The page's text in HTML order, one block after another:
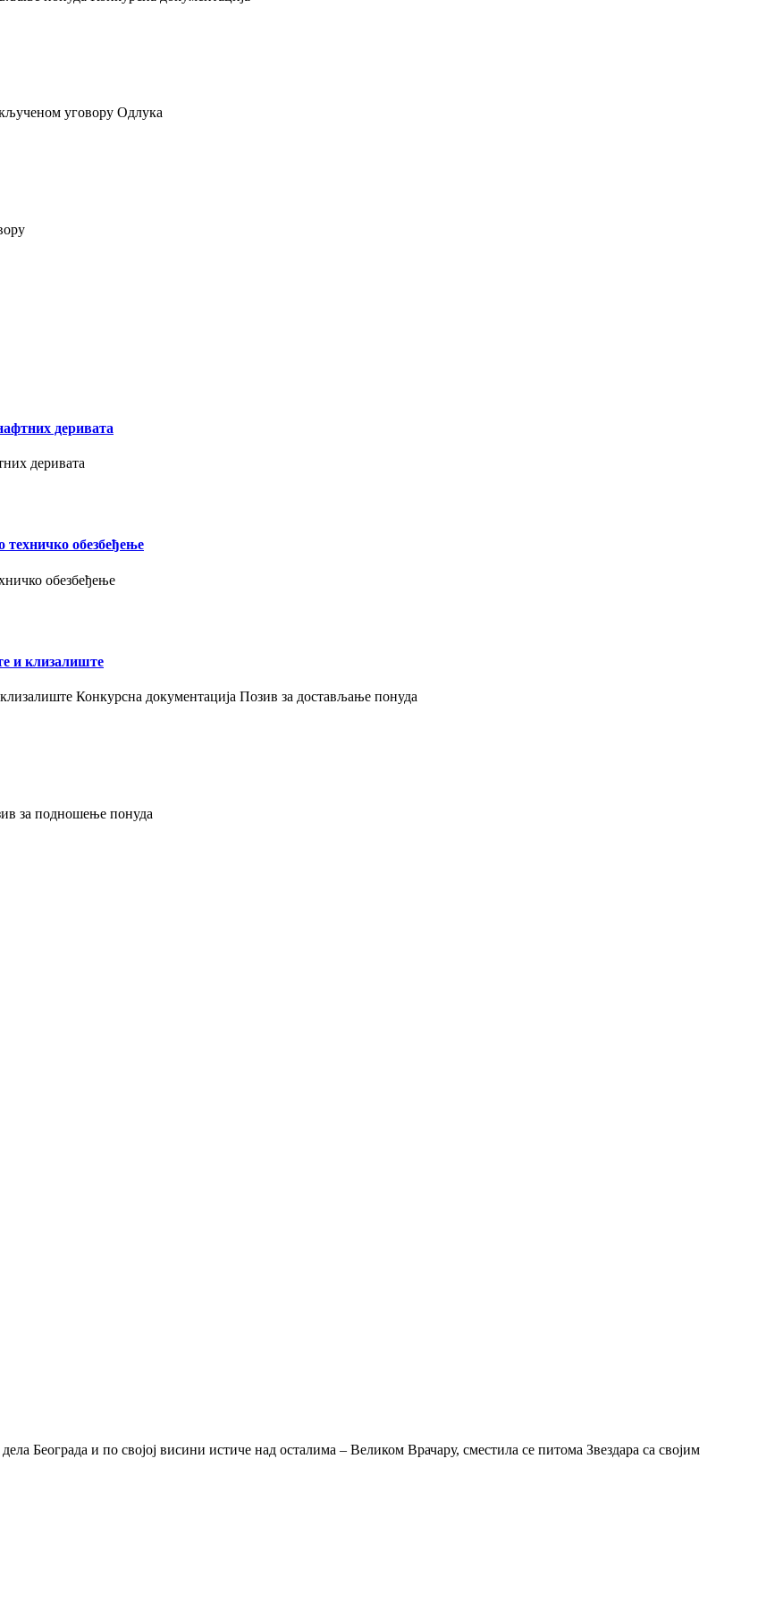
уговору Одлука
деривата
деривата
обезбеђење
обезбеђење
и клизалиште
Конкурсна документација Позив за достављање понуда
за подношење понуда
Београда и по својој висини истиче над осталима – Великом Врачару, сместила се питома Звездара са својим